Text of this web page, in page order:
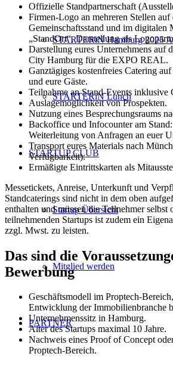
STARTERiN Hamburg 2025
STARTERiN Lunch
STARTUP CLUB
Startup Übersicht
Mitglied werden
PARTNER
Offizielle Standpartnerschaft
Firmen-Logo an mehreren Stellen
Gemeinschaftsstand und im digitalen
„StandOrt“, Darstellung als
Darstellung eures Unternehmens auf
City Hamburg für die EXPO REAL.
Ganztägiges kostenfreies Catering
und eure Gäste.
Teilnahme an Stand-Events inklusive
Auslagemöglichkeit von Prospekten.
Nutzung eines Besprechungsraums
Backoffice und Infocounter am
Weiterleitung von Anfragen an euer
Transport eures Materials nach
Verfügbarkeit).
Ermäßigte Eintrittskarten als
Messetickets, Anreise, Unterkunft und
Standcaterings sind nicht in dem oben
enthalten und müssen die Teilnehmer selbst
teilnehmenden Startups ist zudem ein
zzgl. Mwst. zu leisten.
Das sind die
Bewerbung
Geschäftsmodell im Proptech-
Entwicklung der Immobilienbranche
Unternehmenssitz in Hamburg.
Alter des Startups maximal 10 Jahre.
Nachweis eines Proof of Concept
Proptech-Bereich.